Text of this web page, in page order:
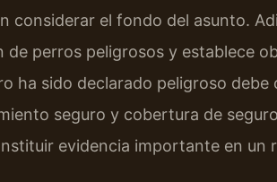
considerar el fondo del asunto.
de perros peligrosos y establece
ha sido declarado peligroso
seguro y cobertura de
evidencia importante en un